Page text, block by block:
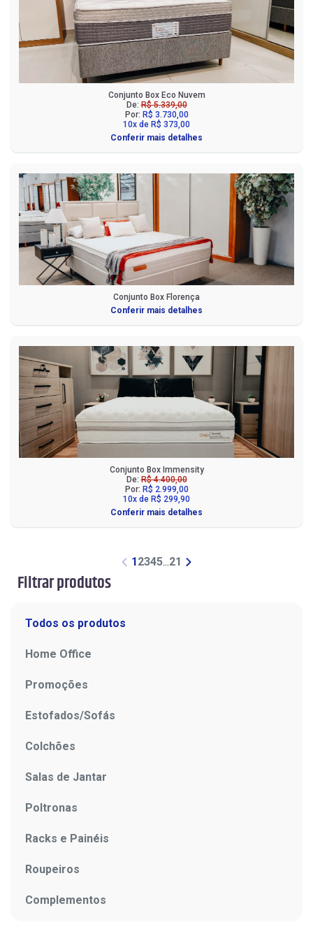
Filtrar produtos
Todos os produtos
Home Office
Promoções
Estofados/Sofás
Colchões
Salas de Jantar
Poltronas
Racks e Painéis
Roupeiros
Complementos
Conjunto Box Eco Nuvem
De:R$ 5.339,00
Por: R$ 3.730,00
10x de R$ 373,00
Conferir mais detalhes
Conjunto Box Florença
Conferir mais detalhes
Conjunto Box Immensity
De:R$ 4.400,00
Por: R$ 2.999,00
10x de R$ 299,90
Conferir mais detalhes
1 2345...21